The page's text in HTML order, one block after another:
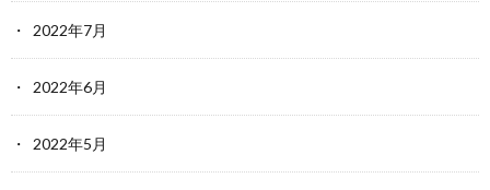
2022年7月
2022年6月
2022年5月